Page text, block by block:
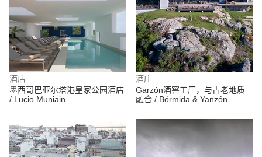
酒店
墨西哥巴亚尔塔港皇家公园酒店
/ Lucio Muniain
酒庄
Garzón酒窖工厂，与古老地质
融合 / Bórmida & Yanzón